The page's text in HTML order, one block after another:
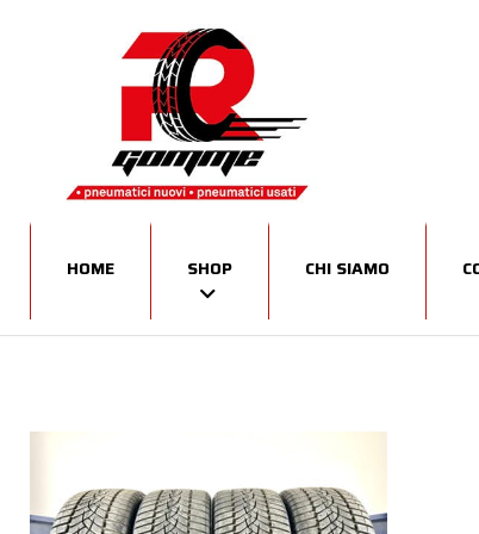
HOME SHOP CHI SIAMO